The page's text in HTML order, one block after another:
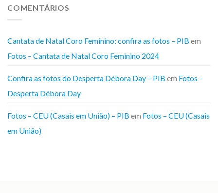
COMENTÁRIOS
Cantata de Natal Coro Feminino: confira as fotos – PIB em
Fotos – Cantata de Natal Coro Feminino 2024
Confira as fotos do Desperta Débora Day – PIB em Fotos –
Desperta Débora Day
Fotos – CEU (Casais em União) – PIB em Fotos – CEU (Casais
em União)